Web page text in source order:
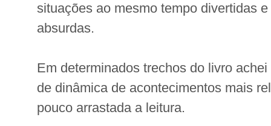
situações ao mesmo tempo divertidas
absurdas.
Em determinados trechos do livro
de dinâmica de acontecimentos mais
pouco arrastada a leitura.